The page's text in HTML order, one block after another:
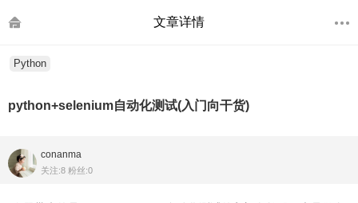
文章详情
Python
python+selenium自动化测试(入门向干货)
conanma
关注:8 粉丝:0